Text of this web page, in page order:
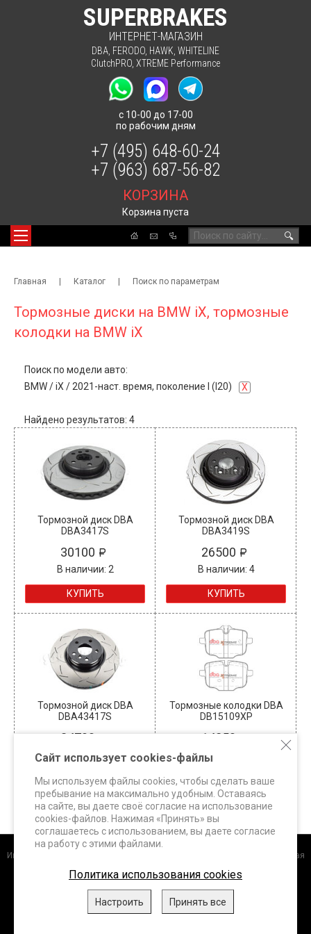
SUPERBRAKES
ИНТЕРНЕТ-МАГАЗИН
DBA FERODO HAWK WHITELINE
ClutchPRO XTREME Performance
с 10-00 до 17-00
по рабочим дням
🔍
КОРЗИНА
Корзина пуста
+7 (495) 648-60-24
+7 (963) 687-56-82
Главная | Каталог | Поиск по параметрам
Тормозные диски на BMW iX, тормозные
колодки на BMW iX
Поиск по модели авто:
BMW/iX / 2021-наст. время, поколение I (I20) X
Найдено результатов: 4
Тормозной диск DBA
DBA3417S
30100
В наличии: 2
КУПИТЬ
Тормозной диск DBA
DBA3419S
26500
В наличии: 4
КУПИТЬ
Тормозной диск DBA
DBA43417S
34700
В наличии: 4
КУПИТЬ
Тормозные колодки DBA
DB15109XP
14850
В наличии: 5
КУПИТЬ
Интернет-магазин
+7 (495) 648-60-24 +7 (963) 687-56-82 Москва, Дорожная
улица, д.3 к. 5Б info@superbrakes.ru, с 10 до 17 по рабочим дням
DBA (Австралия).FERODO Racing (Италия).HAWK Performance
WHITELINE (Австралия) XTREME Performance,
Сайт использует cookies-файлы
Мы используем файлы cookies, чтобы сделать ваше
пребывание на максимально удобным. Оставаясь
на сайте, вы даете своё согласие на использование
cookies-файлов. Нажимая «Принять» вы
соглашаетесь с использованием, вы даете согласие
на работу с этими файлами.
Политика использования cookies
Настроить Принять все